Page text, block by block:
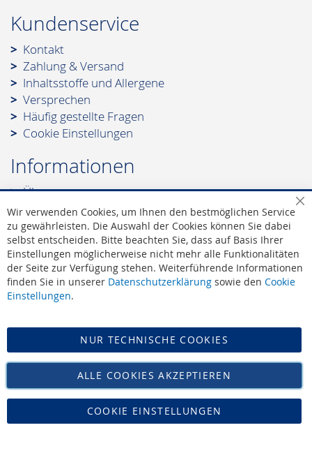
Kundenservice
Kontakt
Zahlung & Versand
Inhaltsstoffe und Allergene
Versprechen
Häufig gestellte Fragen
Cookie Einstellungen
Informationen
Über uns
Leonidas - Die Marke
Leonidas - Die Werte
Leonidas - Offizieller Lieferant des Hofes
AGB|Widerruf
Datenschutz
Impressum
Versand
Vertrag widerrufen
Zucker Bücker • Tel: 02421-16468 • Mail: info@leonidas-paradies.de
Wir verwenden Cookies, um Ihnen den bestmöglichen Service
zu gewährleisten. Die Auswahl der Cookies können Sie dabei
selbst entscheiden. Bitte beachten Sie, dass auf Basis Ihrer
Einstellungen möglicherweise nicht mehr alle Funktionalitäten
der Seite zur Verfügung stehen. Weiterführende Informationen
finden Sie in unserer Datenschutzerklärung sowie den Cookie
Einstellungen.
ALLE COOKIES AKZEPTIEREN
COOKIE EINSTELLUNGEN
NUR TECHNISCHE COOKIES